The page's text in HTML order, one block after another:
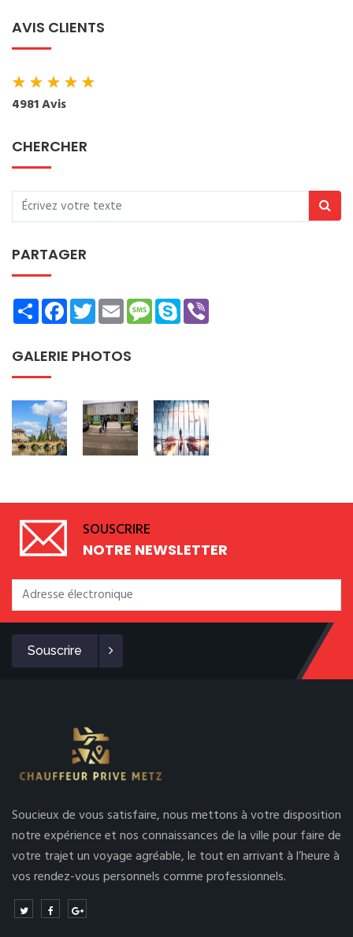
AVIS CLIENTS
★★★★★
4981 Avis
CHERCHER
PARTAGER
ShareFacebookTwitterEmailMessage
Skype
GALERIE PHOTOS
SOUSCRIRE
NOTRE NEWSLETTER
Souscrire
Soucieux de vous satisfaire, nous mettons à votre disposition
notre expérience et nos connaissances de la ville pour faire de
votre trajet un voyage agréable, le tout en arrivant à l’heure à
vos rendez-vous personnels comme professionnels.